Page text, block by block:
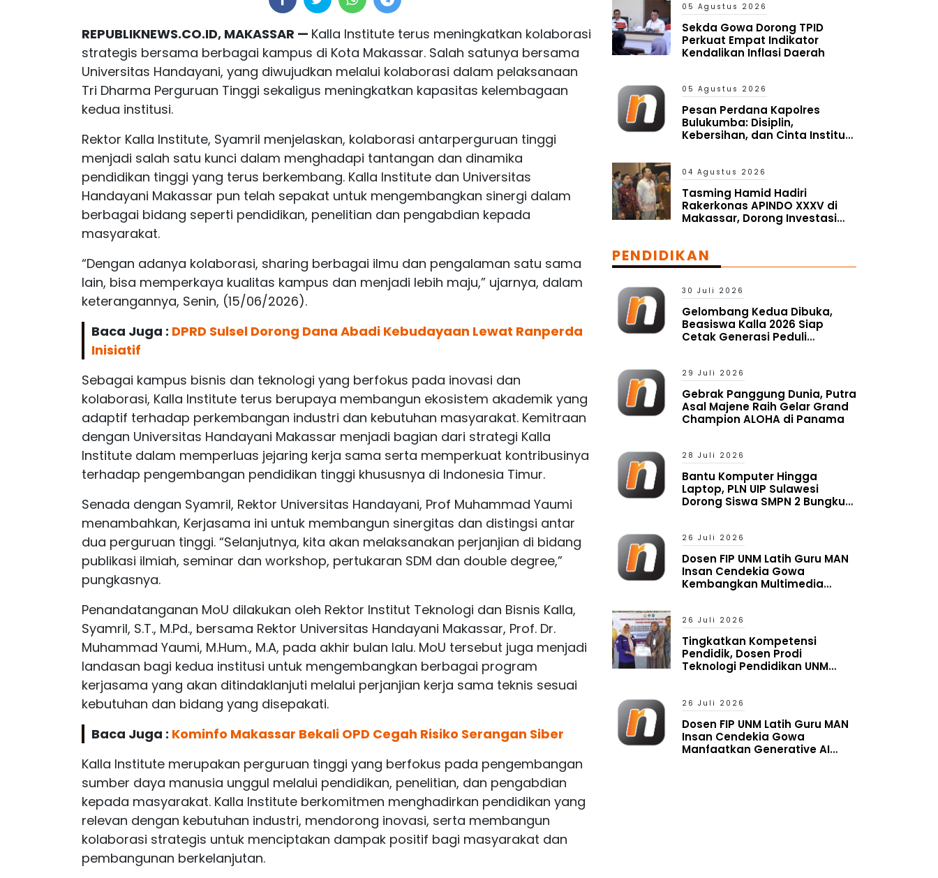
REPUBLIKNEWS.CO.ID, MAKASSAR — Kalla Institute terus meningkatkan kolaborasi
strategis bersama berbagai kampus di Kota Makassar. Salah satunya bersama
Universitas Handayani, yang diwujudkan melalui kolaborasi dalam pelaksanaan
Tri Dharma Perguruan Tinggi sekaligus meningkatkan kapasitas kelembagaan
kedua institusi.
Rektor Kalla Institute, Syamril menjelaskan, kolaborasi antarperguruan tinggi
menjadi salah satu kunci dalam menghadapi tantangan dan dinamika
pendidikan tinggi yang terus berkembang. Kalla Institute dan Universitas
Handayani Makassar pun telah sepakat untuk mengembangkan sinergi dalam
berbagai bidang seperti pendidikan, penelitian dan pengabdian kepada
masyarakat.
“Dengan adanya kolaborasi, sharing berbagai ilmu dan pengalaman satu sama
lain, bisa memperkaya kualitas kampus dan menjadi lebih maju,” ujarnya, dalam
keterangannya, Senin, (15/06/2026).
Baca Juga : DPRD Sulsel Dorong Dana Abadi Kebudayaan Lewat Ranperda
Inisiatif
Sebagai kampus bisnis dan teknologi yang berfokus pada inovasi dan
kolaborasi, Kalla Institute terus berupaya membangun ekosistem akademik yang
adaptif terhadap perkembangan industri dan kebutuhan masyarakat. Kemitraan
dengan Universitas Handayani Makassar menjadi bagian dari strategi Kalla
Institute dalam memperluas jejaring kerja sama serta memperkuat kontribusinya
terhadap pengembangan pendidikan tinggi khususnya di Indonesia Timur.
Senada dengan Syamril, Rektor Universitas Handayani, Prof Muhammad Yaumi
menambahkan, Kerjasama ini untuk membangun sinergitas dan distingsi antar
dua perguruan tinggi. “Selanjutnya, kita akan melaksanakan perjanjian di bidang
publikasi ilmiah, seminar dan workshop, pertukaran SDM dan double degree,”
pungkasnya.
Penandatanganan MoU dilakukan oleh Rektor Institut Teknologi dan Bisnis Kalla,
Syamril, S.T., M.Pd., bersama Rektor Universitas Handayani Makassar, Prof. Dr.
Muhammad Yaumi, M.Hum., M.A, pada akhir bulan lalu. MoU tersebut juga menjadi
landasan bagi kedua institusi untuk mengembangkan berbagai program
kerjasama yang akan ditindaklanjuti melalui perjanjian kerja sama teknis sesuai
kebutuhan dan bidang yang disepakati.
Baca Juga : Kominfo Makassar Bekali OPD Cegah Risiko Serangan Siber
Kalla Institute merupakan perguruan tinggi yang berfokus pada pengembangan
sumber daya manusia unggul melalui pendidikan, penelitian, dan pengabdian
kepada masyarakat. Kalla Institute berkomitmen menghadirkan pendidikan yang
relevan dengan kebutuhan industri, mendorong inovasi, serta membangun
kolaborasi strategis untuk menciptakan dampak positif bagi masyarakat dan
pembangunan berkelanjutan.
05 Agustus 2026
Sekda Gowa Dorong TPID
Perkuat Empat Indikator
Kendalikan Inflasi Daerah
05 Agustus 2026
Pesan Perdana Kapolres
Bulukumba: Disiplin,
Kebersihan, dan Cinta Institusi
04 Agustus 2026
Tasming Hamid Hadiri
Rakerkonas APINDO XXXV di
Makassar, Dorong Investasi
PENDIDIKAN
30 Juli 2026
Gelombang Kedua Dibuka,
Beasiswa Kalla 2026 Siap
Cetak Generasi Peduli
29 Juli 2026
Gebrak Panggung Dunia, Putra
Asal Majene Raih Gelar Grand
Champion ALOHA di Panama
28 Juli 2026
Bantu Komputer Hingga
Laptop, PLN UIP Sulawesi
Dorong Siswa SMPN 2 Bungku
26 Juli 2026
Dosen FIP UNM Latih Guru MAN
Insan Cendekia Gowa
Kembangkan Multimedia
26 Juli 2026
Tingkatkan Kompetensi
Pendidik, Dosen Prodi
Teknologi Pendidikan UNM
AI
26 Juli 2026
Dosen FIP UNM Latih Guru MAN
Insan Cendekia Gowa
Manfaatkan Generative AI